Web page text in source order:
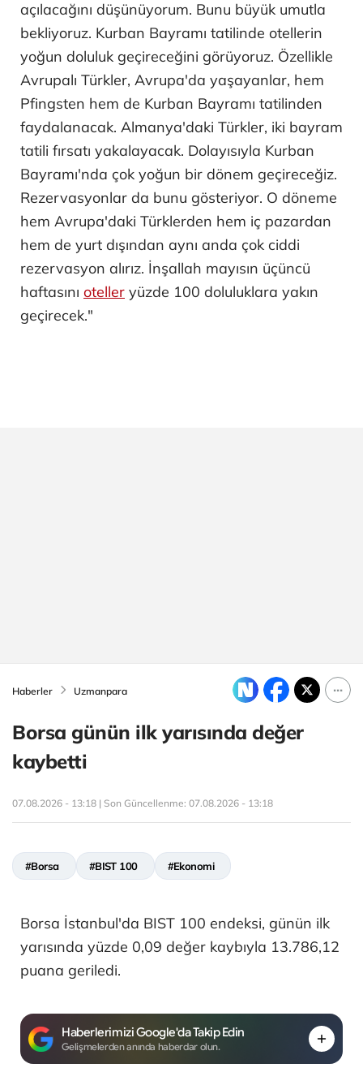
açılacağını düşünüyorum. Bunu büyük umutla
bekliyoruz. Kurban Bayramı tatilinde otellerin
yoğun doluluk geçireceğini görüyoruz. Özellikle
Avrupalı Türkler, Avrupa'da yaşayanlar, hem
Pfingsten hem de Kurban Bayramı tatilinden
faydalanacak. Almanya'daki Türkler, iki bayram
tatili fırsatı yakalayacak. Dolayısıyla Kurban
Bayramı'nda çok yoğun bir dönem geçireceğiz.
Rezervasyonlar da bunu gösteriyor. O döneme
hem Avrupa'daki Türklerden hem iç pazardan
hem de yurt dışından aynı anda çok ciddi
rezervasyon alırız. İnşallah mayısın üçüncü
haftasını oteller yüzde 100 doluluklara yakın
geçirecek."
Haberler Uzmanpara
Borsa günün ilk yarısında değer
kaybetti
07.08.2026 - 13:18 | Son Güncellenme: 07.08.2026 - 13:18
#Borsa #BIST 100 #Ekonomi
Borsa İstanbul'da BIST 100 endeksi, günün ilk
yarısında yüzde 0,09 değer kaybıyla 13.786,12
puana geriledi.
Haberlerimizi Google'da Takip Edin
Gelişmelerden anında haberdar olun.